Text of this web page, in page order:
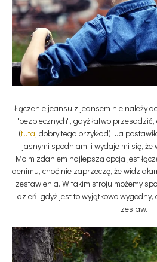
Łączenie jeansu z jeansem nie należy
"bezpiecznych", gdyż łatwo
(tutaj dobry tego przykład). Ja
jasnymi spodniami i wydaje mi się, że
Moim zdaniem najlepszą opcją jest
denimu, choć nie zaprzeczę, że
zestawienia. W takim stroju możemy
dzień, gdyż jest to wyjątkowo
zestaw.